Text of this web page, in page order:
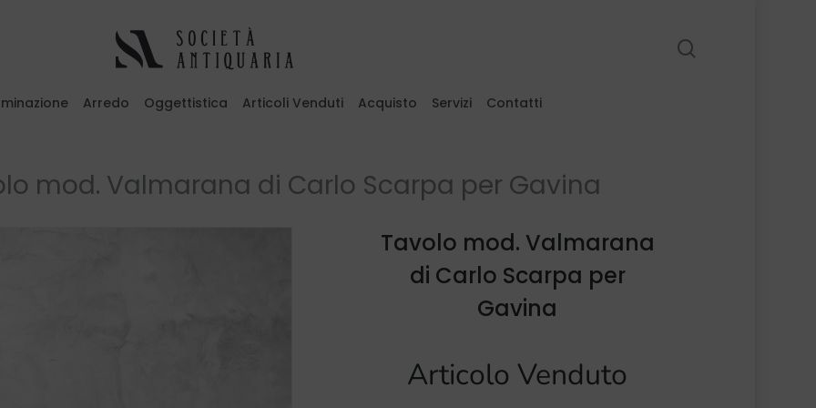
Arredo Oggettistica Articoli Venduti Acquisto Servizi Contatti
mod. Valmarana di Carlo Scarpa per Gavina
Tavolo mod. Valmarana
di Carlo Scarpa per
Gavina
Articolo Venduto